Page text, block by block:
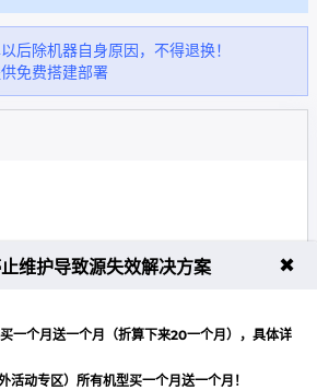
后除机器自身原因，不得退换！
免费搭建部署
生
/电商/游戏
维护导致源失效解决方案 ✖
一个月送一个月（折算下来20一个月），具体详
动专区）所有机型买一个月送一个月！